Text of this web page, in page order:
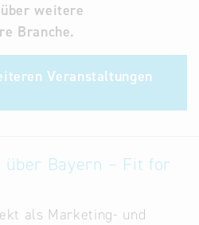
weitere
Branche.
Veranstaltungen
Bayern – Fit for
als Marketing- und